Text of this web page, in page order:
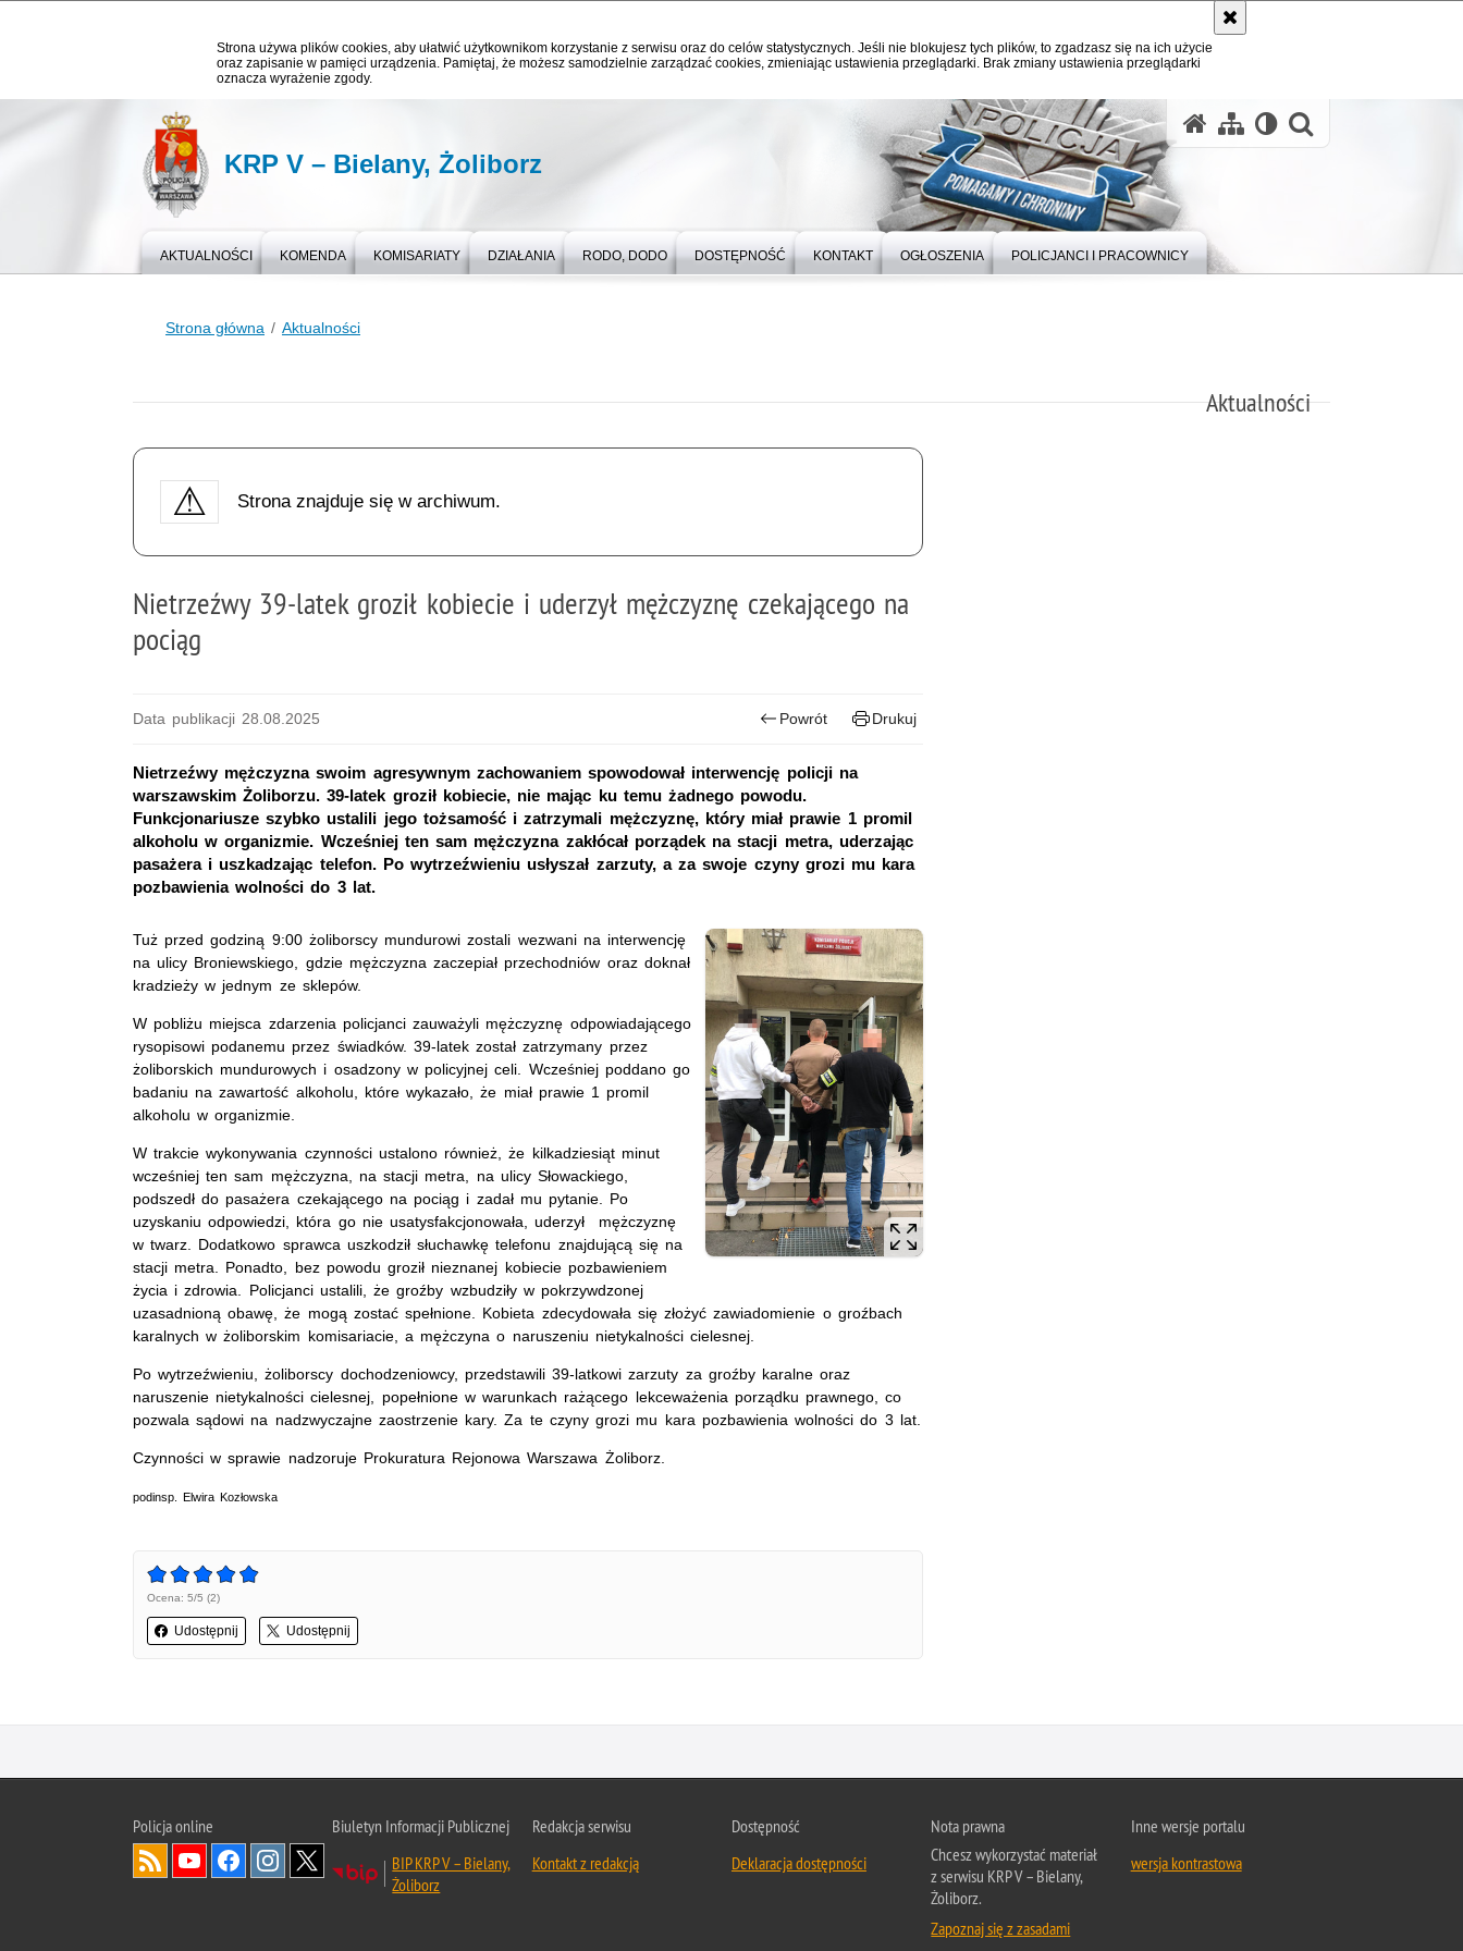
Strona używa plików cookies, aby ułatwić użytkownikom korzystanie z serwisu oraz do celów statystycznych. Jeśli nie blokujesz tych plików, to zgadzasz się na ich użycie
oraz zapisanie w pamięci urządzenia. Pamiętaj, że możesz samodzielnie zarządzać cookies, zmieniając ustawienia przeglądarki. Brak zmiany ustawienia przeglądarki
oznacza wyrażenie zgody.
KRP V – Bielany, Żoliborz
AKTUALNOŚCI KOMENDA KOMISARIATY DZIAŁANIA RODO, DODO DOSTĘPNOŚĆ KONTAKT OGŁOSZENIA POLICJANCI I PRACOWNICY
Strona główna Aktualności
Aktualności
Strona znajduje się w archiwum.
Nietrzeźwy 39-latek groził kobiecie i uderzył mężczyznę czekającego na
pociąg
Data publikacji 28.08.2025 Powrót Drukuj
Nietrzeźwy mężczyzna swoim agresywnym zachowaniem spowodował interwencję policji na
warszawskim Żoliborzu. 39-latek groził kobiecie, nie mając ku temu żadnego powodu.
Funkcjonariusze szybko ustalili jego tożsamość i zatrzymali mężczyznę, który miał prawie 1 promil
alkoholu w organizmie. Wcześniej ten sam mężczyzna zakłócał porządek na stacji metra, uderzając
pasażera i uszkadzając telefon. Po wytrzeźwieniu usłyszał zarzuty, a za swoje czyny grozi mu kara
pozbawienia wolności do 3 lat.
Tuż przed godziną 9:00 żoliborscy mundurowi zostali wezwani na interwencję
na ulicy Broniewskiego, gdzie mężczyzna zaczepiał przechodniów oraz doknał
kradzieży w jednym ze sklepów.
W pobliżu miejsca zdarzenia policjanci zauważyli mężczyznę odpowiadającego
rysopisowi podanemu przez świadków. 39-latek został zatrzymany przez
żoliborskich mundurowych i osadzony w policyjnej celi. Wcześniej poddano go
badaniu na zawartość alkoholu, które wykazało, że miał prawie 1 promil
alkoholu w organizmie.
W trakcie wykonywania czynności ustalono również, że kilkadziesiąt minut
wcześniej ten sam mężczyzna, na stacji metra, na ulicy Słowackiego,
podszedł do pasażera czekającego na pociąg i zadał mu pytanie. Po
uzyskaniu odpowiedzi, która go nie usatysfakcjonowała, uderzył mężczyznę
w twarz. Dodatkowo sprawca uszkodził słuchawkę telefonu znajdującą się na
stacji metra. Ponadto, bez powodu groził nieznanej kobiecie pozbawieniem
życia i zdrowia. Policjanci ustalili, że groźby wzbudziły w pokrzywdzonej
uzasadnioną obawę, że mogą zostać spełnione. Kobieta zdecydowała się złożyć zawiadomienie o groźbach
karalnych w żoliborskim komisariacie, a mężczyna o naruszeniu nietykalności cielesnej.
Po wytrzeźwieniu, żoliborscy dochodzeniowcy, przedstawili 39-latkowi zarzuty za groźby karalne oraz
naruszenie nietykalności cielesnej, popełnione w warunkach rażącego lekceważenia porządku prawnego, co
pozwala sądowi na nadzwyczajne zaostrzenie kary. Za te czyny grozi mu kara pozbawienia wolności do 3 lat.
Czynności w sprawie nadzoruje Prokuratura Rejonowa Warszawa Żoliborz.
podinsp. Elwira Kozłowska
Ocena: 5/5 (2)
Udostępnij Udostępnij
Policja online
Biuletyn Informacji Publicznej
BIP KRP V – Bielany,
Żoliborz
Redakcja serwisu
Kontakt z redakcją
Dostępność
Deklaracja dostępności
Nota prawna
Chcesz wykorzystać materiał
z serwisu KRP V – Bielany,
Żoliborz.
Zapoznaj się z zasadami
Inne wersje portalu
wersja kontrastowa